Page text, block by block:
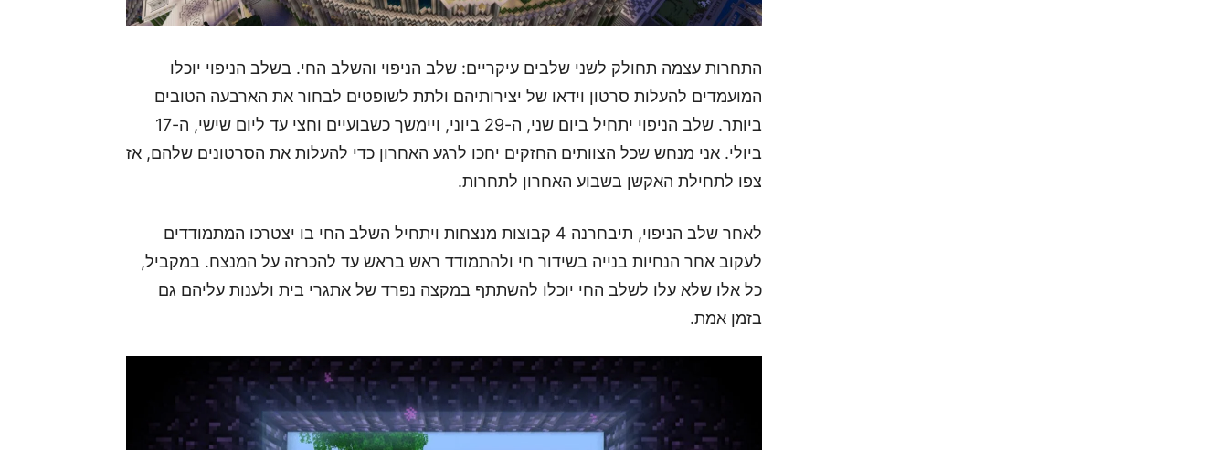
התחרות עצמה תחולק לשני שלבים עיקריים: שלב הניפוי והשלב החי. בשלב הניפוי יוכלו
המועמדים להעלות סרטון וידאו של יצירותיהם ולתת לשופטים לבחור את הארבעה הטובים
ביותר. שלב הניפוי יתחיל ביום שני, ה-29 ביוני, ויימשך כשבועיים וחצי עד ליום שישי, ה-17
ביולי. אני מנחש שכל הצוותים החזקים יחכו לרגע האחרון כדי להעלות את הסרטונים שלהם, אז
צפו לתחילת האקשן בשבוע האחרון לתחרות.
לאחר שלב הניפוי, תיבחרנה 4 קבוצות מנצחות ויתחיל השלב החי בו יצטרכו המתמודדים
לעקוב אחר הנחיות בנייה בשידור חי ולהתמודד ראש בראש עד להכרזה על המנצח. במקביל,
כל אלו שלא עלו לשלב החי יוכלו להשתתף במקצה נפרד של אתגרי בית ולענות עליהם גם
בזמן אמת.